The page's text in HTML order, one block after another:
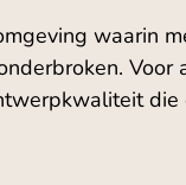
waarin
Voor